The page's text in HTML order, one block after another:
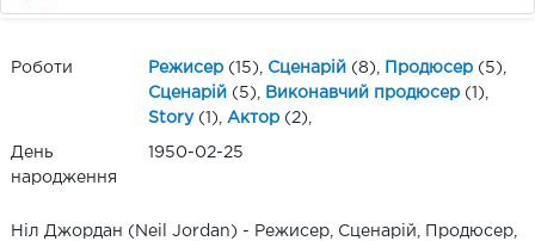
Роботи Режисер (15), Сценарій (8), Продюсер (5),
Сценарій (5), Виконавчий продюсер (1),
Story (1), Актор (2),
День
народження
1950-02-25
Ніл Джордан (Neil Jordan) - Режисер, Сценарій, Продюсер,